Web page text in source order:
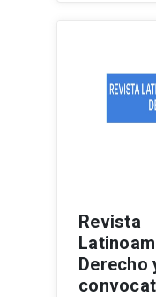
Revista
Derecho